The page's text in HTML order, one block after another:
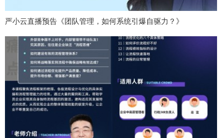
严小云直播预告《团队管理，如何系统引爆自驱力？》